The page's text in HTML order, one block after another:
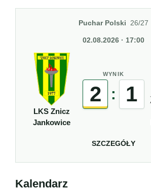
Puchar Polski 26/27
02.08.2026 · 17:00
LKS Znicz
Jankowice
WYNIK
2 : 1
SZCZEGÓŁY
Kalendarz